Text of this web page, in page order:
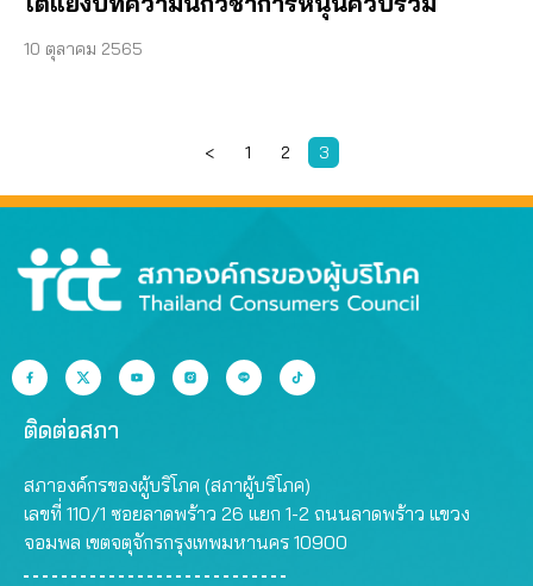
10 ตุลาคม 2565
< 1 2 3
ติดต่อสภา
สภาองค์กรของผู้บริโภค (สภาผู้บริโภค)
เลขที่ 110/1 ซอยลาดพร้าว 26 แยก 1-2 ถนนลาดพร้าว แขวง
จอมพล เขตจตุจักรกรุงเทพมหานคร 10900